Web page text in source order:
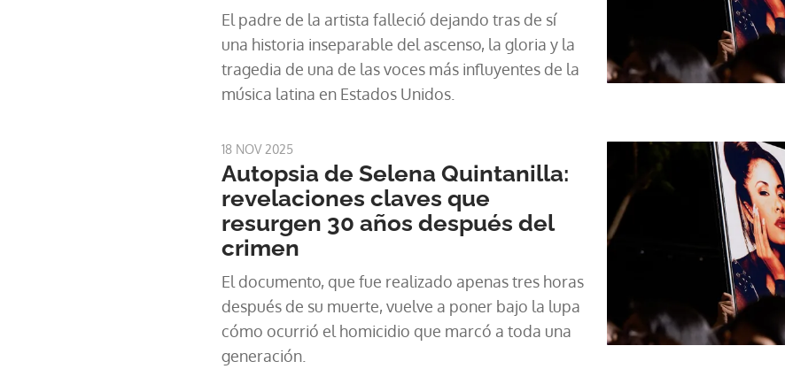
El padre de la artista falleció dejando tras de sí
una historia inseparable del ascenso, la gloria y la
tragedia de una de las voces más influyentes de la
música latina en Estados Unidos.
18 NOV 2025
Autopsia de Selena Quintanilla:
revelaciones claves que
resurgen 30 años después del
crimen
El documento, que fue realizado apenas tres horas
después de su muerte, vuelve a poner bajo la lupa
cómo ocurrió el homicidio que marcó a toda una
generación.